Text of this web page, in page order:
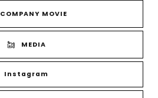
COMPANY MOVIE
MEDIA
Instagram